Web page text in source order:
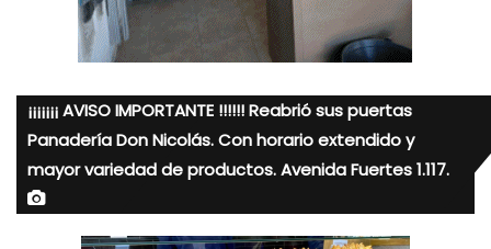
¡¡¡¡¡¡¡ AVISO IMPORTANTE !!!!!! Reabrió sus puertas
Panadería Don Nicolás. Con horario extendido y
mayor variedad de productos. Avenida Fuertes 1.117.